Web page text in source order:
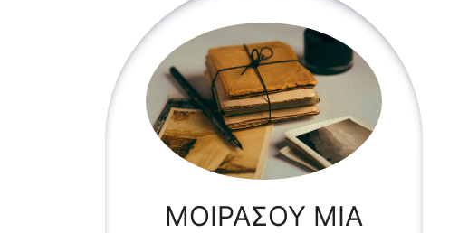
ΜΟΙΡΑΣΟΥ ΜΙΑ